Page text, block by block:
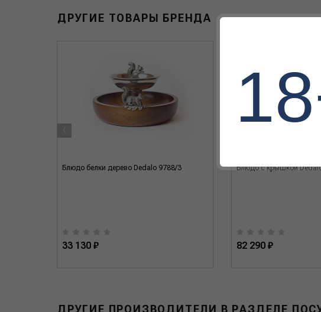
ДРУГИЕ ТОВАРЫ БРЕНДА
Блюдо белки дерево Dedalo 9788/3
33 130 ₽
Блюдо с крышкой
82 290 ₽
‹
ДРУГИЕ ПРОИЗВОДИТЕЛИ В РАЗДЕЛЕ